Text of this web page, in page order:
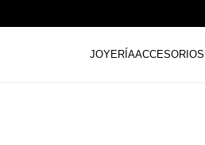
JOYERÍAACCESORIOS